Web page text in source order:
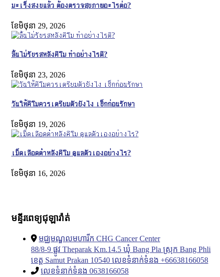
มะเร็งสงบแล้ว ต้องตรวจสุขภาพอะไรต่อ?
ខែ​មិថុនា 29, 2026
ลิ้นไม่รับรสหลังคีโม ทำอย่างไรดี?
ខែ​មិថុនា 23, 2026
วันให้คีโมควรเตรียมตัวยังไง เช็กก่อนรักษา
ខែ​មិថុនា 19, 2026
เม็ดเลือดต่ำหลังคีโม ดูแลตัวเองอย่างไร?
ខែ​មិថុនា 16, 2026
មន្ទីរពេទ្យជុឡារ៉ាត់
មជ្ឈមណ្ឌលមហារីក CHG Cancer Center
88/8-9 ផ្លូវ Theparak Km.14.5 ឃុំ Bang Pla ស្រុក Bang Phli
ខេត្ត Samut Prakan 10540 លេខទំនាក់ទំនង +66638166058
លេខទំនាក់ទំនង 0638166058